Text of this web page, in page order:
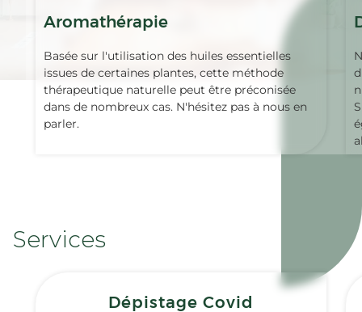
Aromathérapie
Basée sur l'utilisation des huiles essentielles
issues de certaines plantes, cette méthode
thérapeutique naturelle peut être préconisée
dans de nombreux cas. N'hésitez pas à nous en
parler.
Services
Dépistage Covid